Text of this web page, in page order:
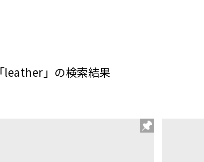
「leather」の検索結果